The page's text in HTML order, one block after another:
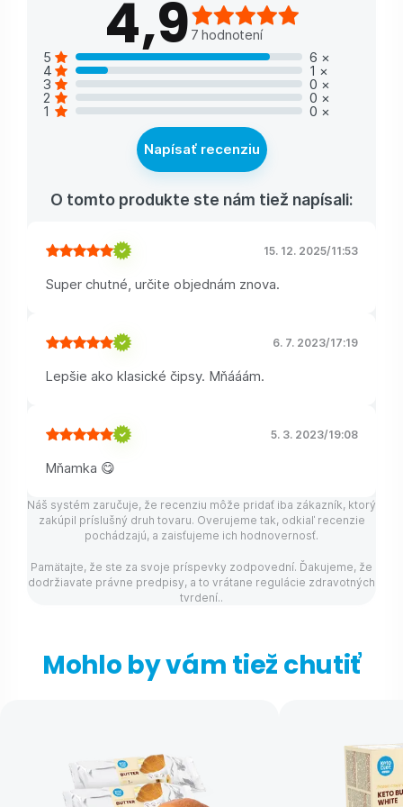
4,9 7 hodnotení
5
6 ×
4 1 ×
3 0 ×
2 0 ×
1 0 ×
Napísať recenziu
O tomto produkte ste nám tiež napísali:
15. 12. 2025/11:53
Super chutné, určite objednám znova.
6. 7. 2023/17:19
Lepšie ako klasické čipsy. Mňááám.
5. 3. 2023/19:08
Mňamka 😋
Náš systém zaručuje, že recenziu môže pridať iba zákazník, ktorý
zakúpil príslušný druh tovaru. Overujeme tak, odkiaľ recenzie
pochádzajú, a zaisťujeme ich hodnovernosť.
Pamätajte, že ste za svoje príspevky zodpovední. Ďakujeme, že
dodržiavate právne predpisy, a to vrátane regulácie zdravotných
tvrdení..
Mohlo by vám tiež chutiť